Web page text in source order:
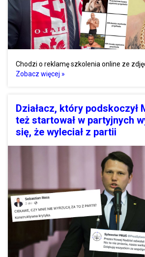
Chodzi o reklamę szkolenia online ze
Zobacz więcej »
Działacz, który podskoczył
też startował w partyjnych
się, że wyleciał z partii